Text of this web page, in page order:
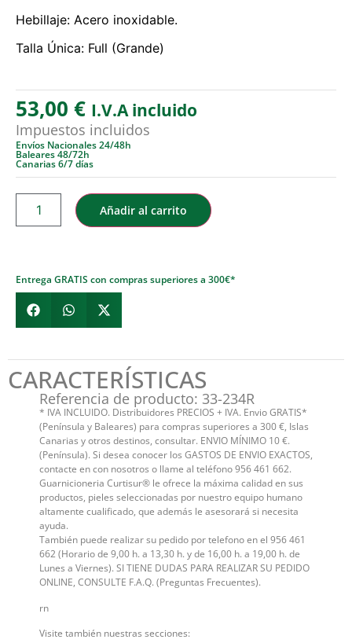
Hebillaje: Acero inoxidable.
Talla Única: Full (Grande)
53,00 € I.V.A incluido
Impuestos incluidos
Envíos Nacionales 24/48h
Baleares 48/72h
Canarias 6/7 días
Añadir al carrito
Entrega GRATIS con compras superiores a 300€*
CARACTERÍSTICAS
Referencia de producto: 33-234R
* IVA INCLUIDO. Distribuidores PRECIOS + IVA. Envio GRATIS*
(Península y Baleares) para compras superiores a 300 €, Islas
Canarias y otros destinos, consultar. ENVIO MÍNIMO 10 €.
(Península). Si desea conocer los GASTOS DE ENVIO EXACTOS,
contacte en con nosotros o llame al teléfono 956 461 662.
Guarnicioneria Curtisur® le ofrece la máxima calidad en sus
productos, pieles seleccionadas por nuestro equipo humano
altamente cualificado, que además le asesorará si necesita
ayuda.
También puede realizar su pedido por telefono en el 956 461
662 (Horario de 9,00 h. a 13,30 h. y de 16,00 h. a 19,00 h. de
Lunes a Viernes). SI TIENE DUDAS PARA REALIZAR SU PEDIDO
ONLINE, CONSULTE F.A.Q. (Preguntas Frecuentes).
rn
Visite también nuestras secciones: